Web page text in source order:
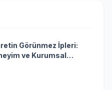
Görünmez İpleri:
ve Kurumsal
Senkronizasyonu